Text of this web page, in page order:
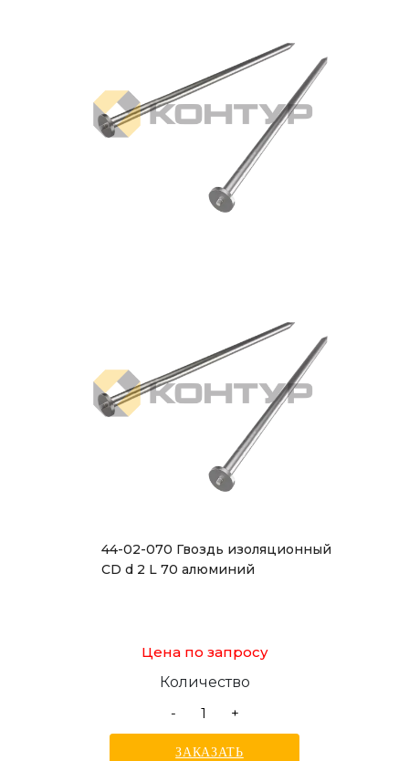
44-02-070 Гвоздь изоляционный
CD d 2 L 70 алюминий
Цена по запросу
Количество
-
+
ЗАКАЗАТЬ